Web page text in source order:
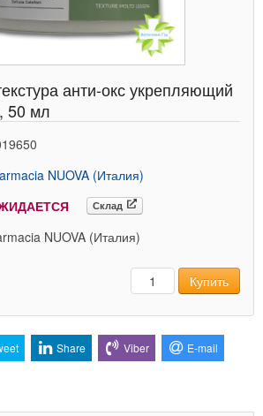
анти-окс укрепляющий
50 мл
NUOVA (Италия)
Склад
NUOVA (Италия)
КоличествоКупить
Share Viber E-mail